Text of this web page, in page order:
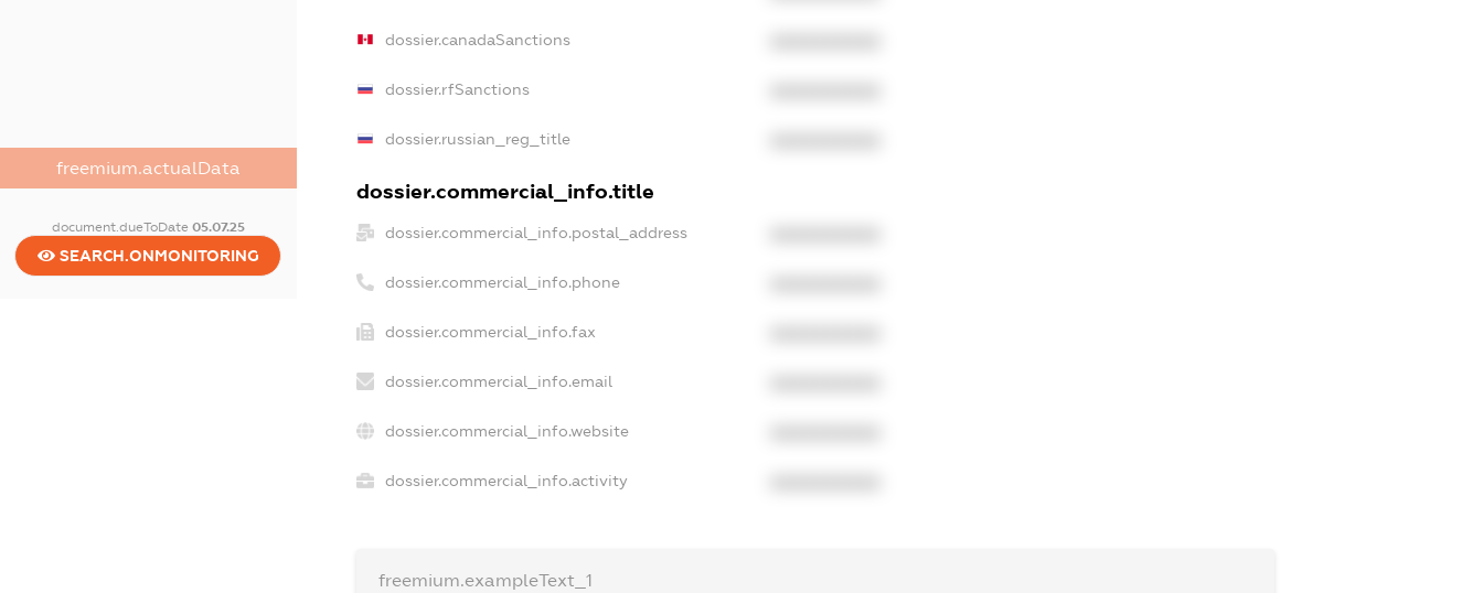
freemium.actualData
document.dueToDate 05.07.25
SEARCH.ONMONITORING
dossier.canadaSanctions
dossier.rfSanctions
dossier.russian_reg_title
dossier.commercial_info.title
dossier.commercial_info.postal_address
dossier.commercial_info.phone
dossier.commercial_info.fax
dossier.commercial_info.email
dossier.commercial_info.website
dossier.commercial_info.activity
freemium.exampleText_1